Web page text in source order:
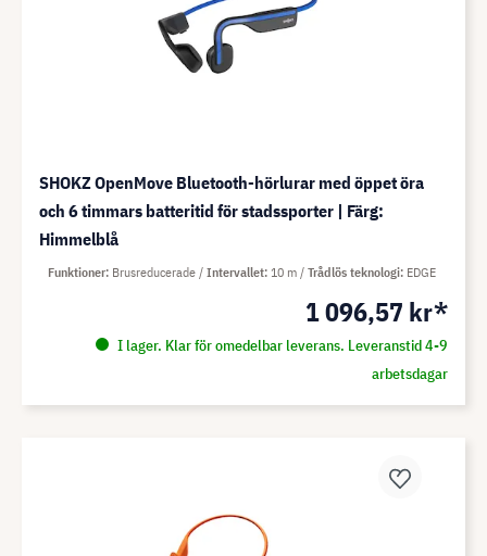
SHOKZ OpenMove Bluetooth-hörlurar med öppet öra
och 6 timmars batteritid för stadssporter | Färg:
Himmelblå
1 096,57 kr*
I lager. Klar för omedelbar leverans. Leveranstid 4-9
arbetsdagar
Funktioner Brusreducerade Intervallet 10 m Trådlös teknologi EDGE